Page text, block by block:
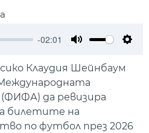
-02:01
Клаудия Шейнбаум
да ревизира
билетите на
по футбол през 2026